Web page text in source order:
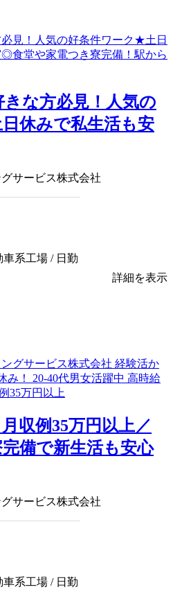
な方必見！人気の
休みで私生活も安
サービス株式会社
系工場 / 日勤
詳細を表示
収例35万円以上／
備で新生活も安心
サービス株式会社
系工場 / 日勤